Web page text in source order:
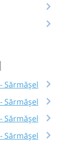
Sărmășel
Sărmășel
Sărmășel
Sărmășel